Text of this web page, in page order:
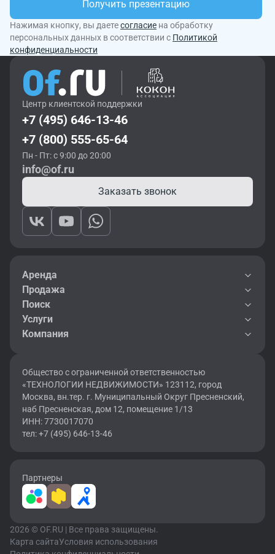
Получить презентацию
Нажимая кнопку, вы даетесогласие на обработку
персональных данных в соответствии с Политикой
конфиденциальности
Центр клиентской поддержки
+7 (495) 646-13-46
+7 (800) 555-65-64
Пн - Пт: с 9:00 до 20:00
info@of.ru
Заказать звонок
Аренда
Продажа
Поиск
Услуги
Компания
Общество с ограниченной ответственностью
«ТЕХНОЛОГИИ НЕДВИЖИМОСТИ» 123112, город
Москва, вн.тер. г. Муниципальный Округ Пресненский,
наб Пресненская, дом 12, помещение 1/13
ИНН: 7730017070
тел: +7 (495) 646-13-46
Партнеры
2026 © OF.RU | Все права защищены.
Карта сайтаУсловия использования